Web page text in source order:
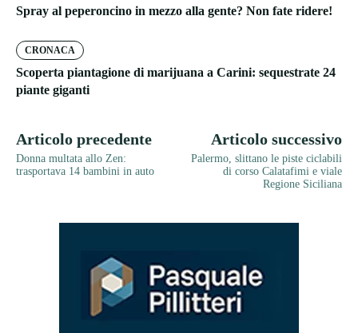
Spray al peperoncino in mezzo alla gente? Non fate ridere!
CRONACA
Scoperta piantagione di marijuana a Carini: sequestrate 24
piante giganti
Articolo precedente
Donna multata allo Zen:
trasportava 14 bambini in auto
Articolo successivo
Palermo, slittano le piste ciclabili
di corso Calatafimi e viale
Regione Siciliana